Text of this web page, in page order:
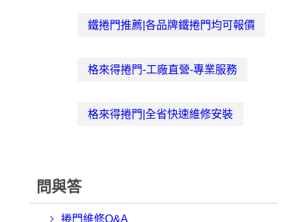
鐵捲門推薦|各品牌鐵捲門均可報價‎
格來得捲門-工廠直營-專業服務‎
格來得捲門|全省快速維修安裝
問與答
捲門維修Q&A